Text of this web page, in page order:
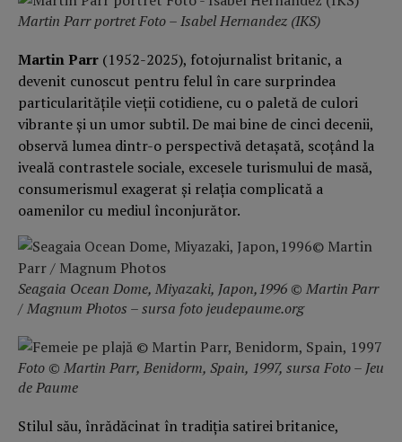
Martin Parr portret Foto – Isabel Hernandez (IKS)
Martin Parr (1952-2025), fotojurnalist britanic, a
devenit cunoscut pentru felul în care surprindea
particularitățile vieții cotidiene, cu o paletă de culori
vibrante și un umor subtil. De mai bine de cinci decenii,
observă lumea dintr-o perspectivă detașată, scoțând la
iveală contrastele sociale, excesele turismului de masă,
consumerismul exagerat și relația complicată a
oamenilor cu mediul înconjurător.
Seagaia Ocean Dome, Miyazaki, Japon,1996 © Martin Parr
/ Magnum Photos – sursa foto jeudepaume.org
Foto © Martin Parr, Benidorm, Spain, 1997, sursa Foto – Jeu
de Paume
Stilul său, înrădăcinat în tradiția satirei britanice,